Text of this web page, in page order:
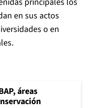
en sus actos
o en
áreas